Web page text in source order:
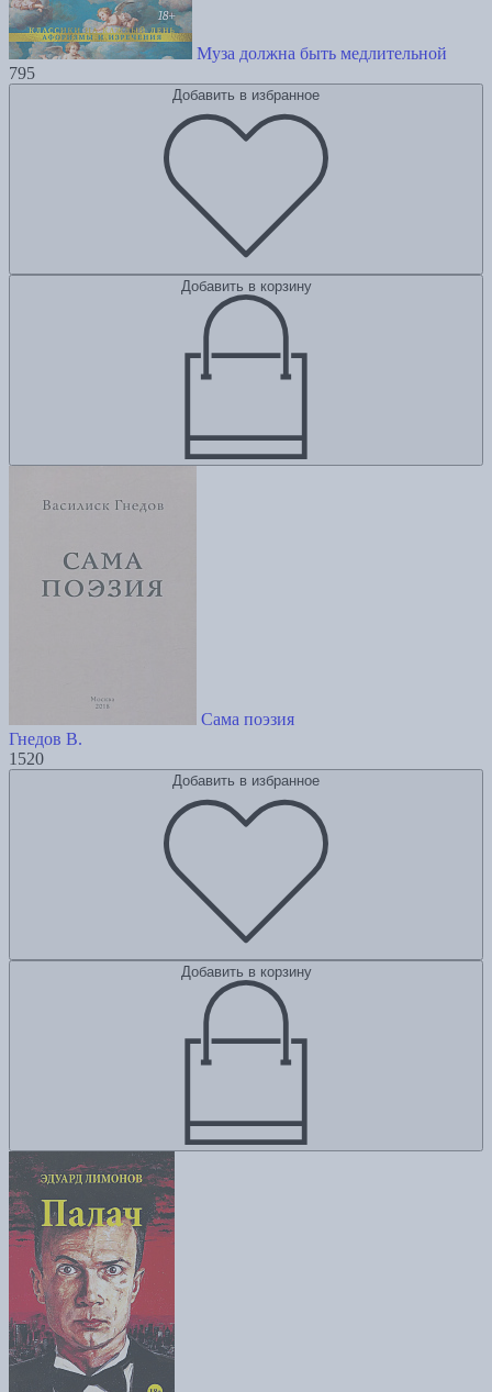
Муза должна быть медлительной
795
Добавить в избранное
Добавить в корзину
Сама поэзия
Гнедов В.
1520
Добавить в избранное
Добавить в корзину